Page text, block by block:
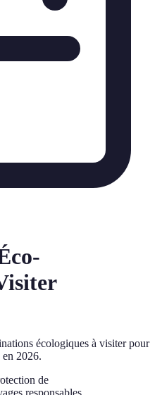
écologiques à visiter pour
en 2026.
de
responsables